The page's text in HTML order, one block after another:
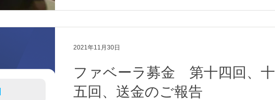
ファベーラ募金 第十四回、十
五回、送金のご報告
2021年11月30日